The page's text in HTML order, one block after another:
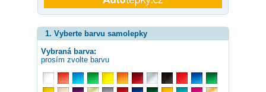
1. Vyberte barvu samolepky
Vybraná barva:
prosím zvolte barvu